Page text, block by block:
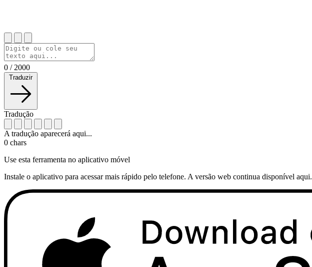
0 / 2000
Traduzir
Tradução
A tradução aparecerá aqui...
0 chars
Use esta ferramenta no aplicativo móvel
Instale o aplicativo para acessar mais rápido pelo telefone. A versão web continua disponível aqui.